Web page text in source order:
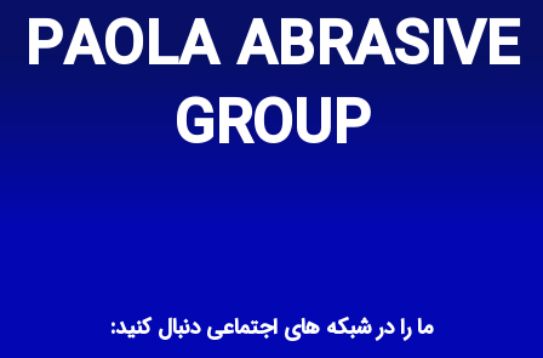
PAOLA ABRASIVE
GROUP
ما را در شبکه های اجتماعی دنبال کنید: